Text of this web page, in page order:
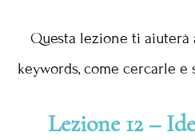
Questa lezione ti aiuterà
keywords, come cercarle
Lezione 12 –